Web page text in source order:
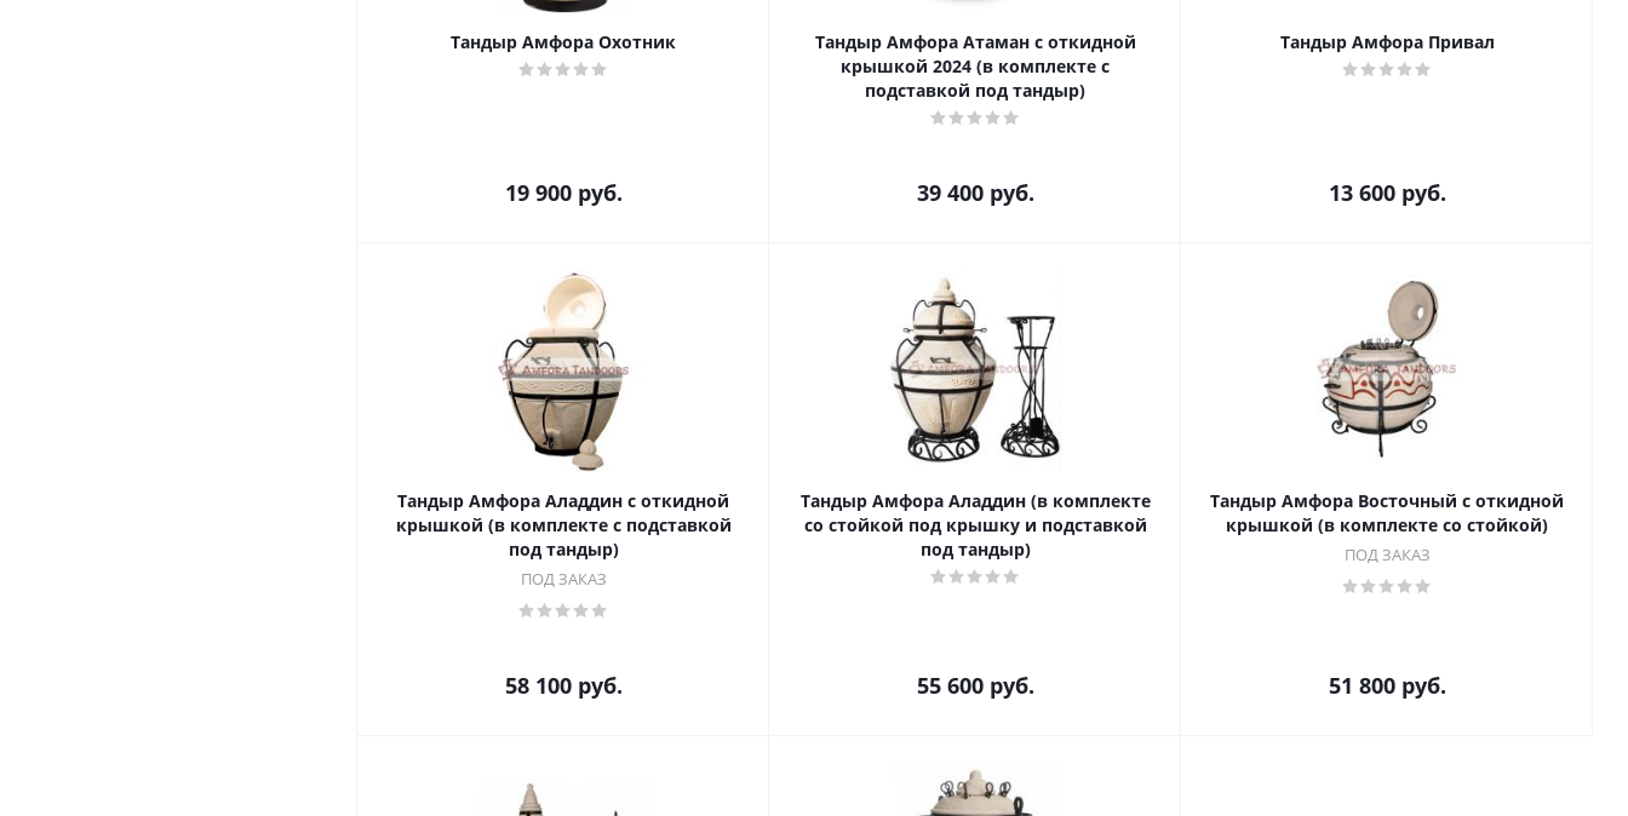
Тандыр Амфора Охотник
19 900руб.
Тандыр Амфора Атаман с откидной
крышкой 2024 (в комплекте с
подставкой под тандыр)
39 400руб.
Тандыр Амфора Привал
13 600руб.
Тандыр Амфора Аладдин с откидной
крышкой (в комплекте с подставкой
под тандыр)
ПОД ЗАКАЗ
58 100руб.
Тандыр Амфора Аладдин (в комплекте
со стойкой под крышку и подставкой
под тандыр)
55 600руб.
Тандыр Амфора Восточный с откидной
крышкой (в комплекте со стойкой)
ПОД ЗАКАЗ
51 800руб.